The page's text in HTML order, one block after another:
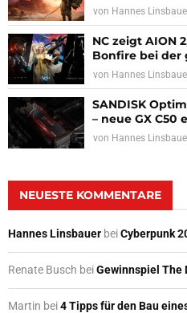
von Hannes
NC zeigt AION
Bonfire bei der
von Hannes
SANDISK
– neue GX C50
von Hannes
NEUESTE KOMMENTARE
Hannes Linsbauer beiCyberpunk
Renate Busch beiGewinnspiel The
Martin bei4 Tipps für den Bau